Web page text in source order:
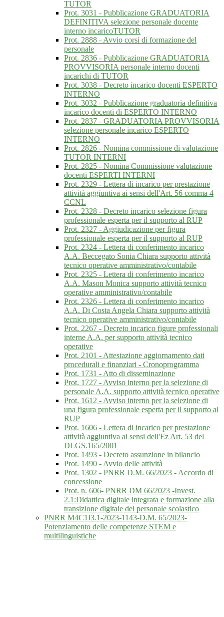
TUTOR
Prot. 3031 - Pubblicazione GRADUATORIA
DEFINITIVA selezione personale docente
interno incaricoTUTOR
Prot. 2888 - Avvio corsi di formazione del
personale
Prot. 2836 - Pubblicazione GRADUATORIA
PROVVISORIA personale interno docenti
incarichi di TUTOR
Prot. 3038 - Decreto incarico docenti ESPERTO
INTERNO
Prot. 3032 - Pubblicazione graduatoria definitiva
incarico docenti di ESPERTO INTERNO
Prot. 2837 - GRADUATORIA PROVVISORIA
selezione personale incarico ESPERTO
INTERNO
Prot. 2826 - Nomina commissione di valutazione
TUTOR INTERNI
Prot. 2825 - Nomina Commissione valutazione
docenti ESPERTI INTERNI
Prot. 2329 - Lettera di incarico per prestazione
attività aggiuntiva ai sensi dell'Art. 56 comma 4
CCNL
Prot. 2328 - Decreto incarico selezione figura
professionale esperta per il supporto al RUP
Prot. 2327 - Aggiudicazione per figura
professionale esperta per il supporto al RUP
Prot. 2324 - Lettera di conferimento incarico
A.A. Beccegato Sonia Chiara supporto attività
tecnico operative amministrativo/contabile
Prot. 2325 - Lettera di conferimento incarico
A.A. Mason Monica supporto attività tecnico
operative amministrativo/contabile
Prot. 2326 - Lettera di conferimento incarico
A.A. Di Costa Angela Chiara supporto attività
tecnico operative amministrativo/contabile
Prot. 2267 - Decreto incarico figure professionali
interne A.A. per supporto attività tecnico
operative
Prot. 2101 - Attestazione aggiornamento dati
procedurali e finanziari - Cronoprogramma
Prot. 1731 - Atto di disseminazione
Prot. 1727 - Avviso interno per la selezione di
personale A.A. supporto attività tecnico operative
Prot. 1612 - Avviso interno per la selezione di
una figura professionale esperta per il supporto al
RUP
Prot. 1606 - Lettera di incarico per prestazione
attività aggiuntiva ai sensi dell'Ez Art. 53 del
DLGS.165/2001
Prot. 1493 - Decreto assunzione in bilancio
Prot. 1490 - Avvio delle attività
Prot. 1302 - PNRR D.M. 66/2023 - Accordo di
concessione
Prot. n. 606- PNRR DM 66/2023 -Invest.
2.1:Didattica digitale integrata e formazione alla
transizione digitale del personale scolastico
PNRR M4C1I3.1-2023-1143-D.M. 65/2023-
Potenziamento delle competenze STEM e
multilinguistiche